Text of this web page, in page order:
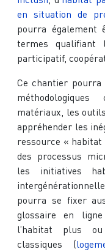
en situation de
pourra également
termes qualifiant
participatif,
Ce chantier pourra
matériaux, les
appréhender les
ressource «
des processus
les initiatives
pourra se fixer
glossaire en
l’habitat plus
classiques (